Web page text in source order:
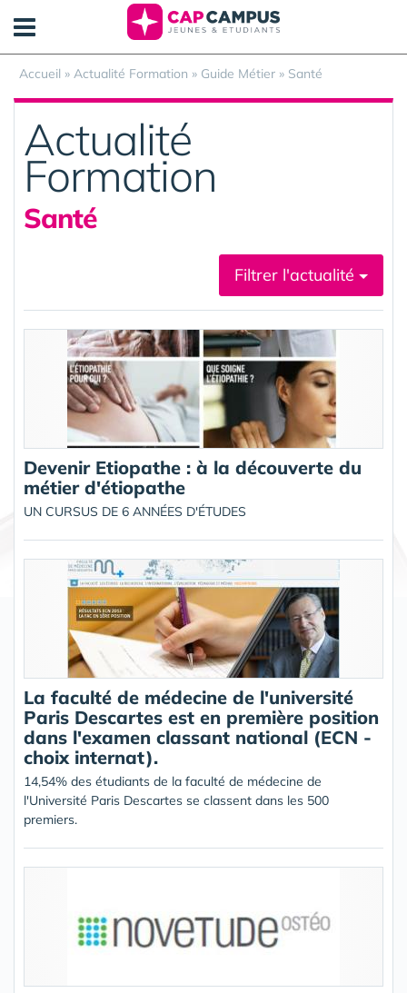
Accueil » Actualité Formation » Guide Métier » Santé
Actualité
Formation
Santé
Filtrer l'actualité
Devenir Etiopathe : à la découverte du
métier d'étiopathe
UN CURSUS DE 6 ANNÉES D'ÉTUDES
La faculté de médecine de l'université
Paris Descartes est en première position
dans l'examen classant national (ECN -
choix internat).
14,54% des étudiants de la faculté de médecine de
l'Université Paris Descartes se classent dans les 500
premiers.
Panneau de gestion des cookies